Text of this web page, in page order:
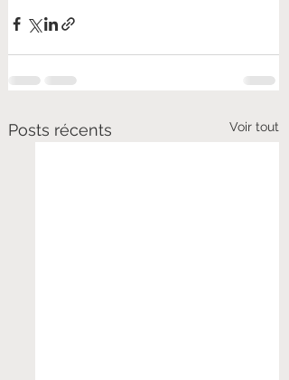
Posts récents Voir tout